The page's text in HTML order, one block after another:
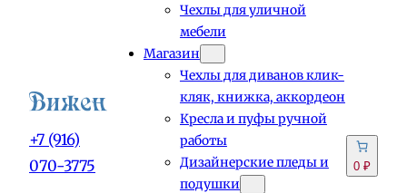
+7 (916)
070-3775
Чехлы для уличной
мебели
Магазин
Чехлы для диванов клик-
кляк, книжка, аккордеон
Кресла и пуфы ручной
работы
Дизайнерские пледы и
подушки
0 ₽